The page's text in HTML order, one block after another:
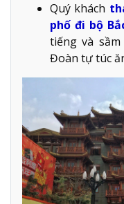
Quý khách
phố đi bộ
tiếng và
Đoàn tự túc